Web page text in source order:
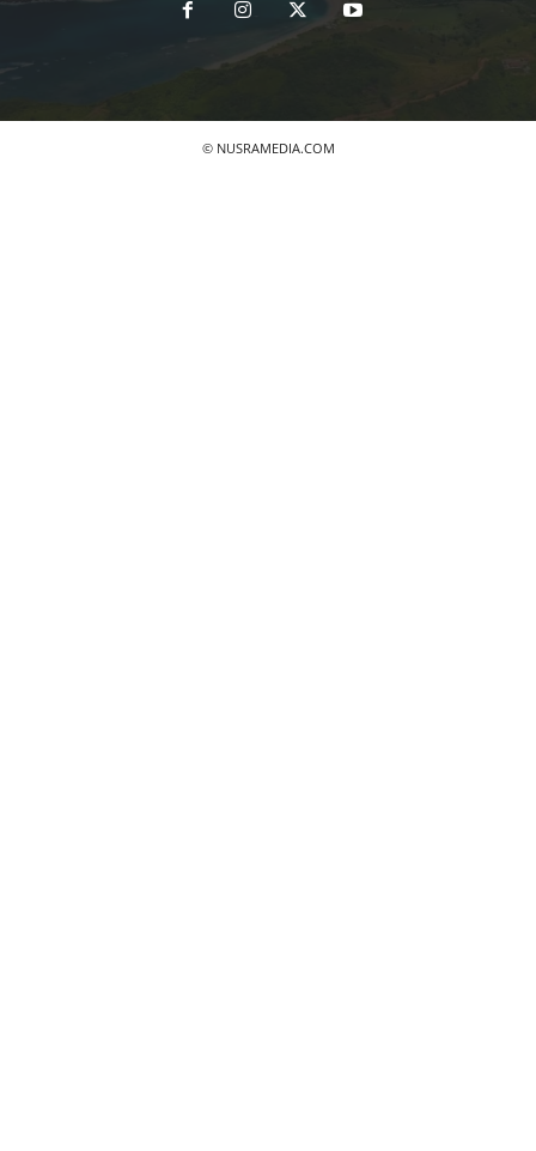
© NUSRAMEDIA.COM